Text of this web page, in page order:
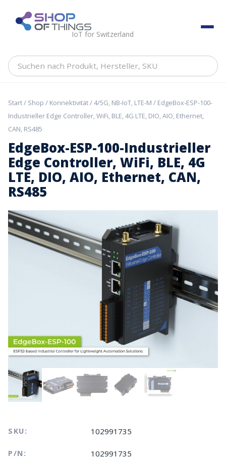
content ShopOfThings
IoT for Switzerland
Suchen
Hersteller,
Start/ Shop / Konnektivität/4/5G, NB-IoT, LTE-M / EdgeBox-ESP-100-
Industrieller Edge Controller, WiFi, BLE, 4G LTE, DIO, AIO, Ethernet,
CAN, RS485
EdgeBox-ESP-100-Industrieller
Edge Controller, WiFi, BLE, 4G
LTE, DIO, AIO, Ethernet, CAN,
RS485
SKU: 102991735
P/N: 102991735